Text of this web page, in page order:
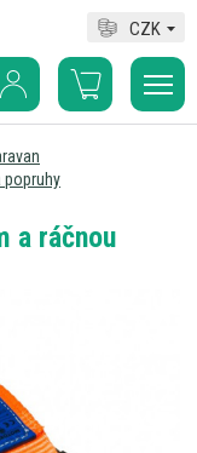
CZK
popruhy
a ráčnou